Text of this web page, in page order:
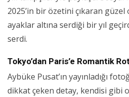
2025’in bir özetini çıkaran güzel
ayaklar altına serdiği bir yıl
serdi.
Tokyo’dan Paris’e Romantik
Aybüke Pusat’ın yayınladığı
dikkat çeken detay, kendisi gibi